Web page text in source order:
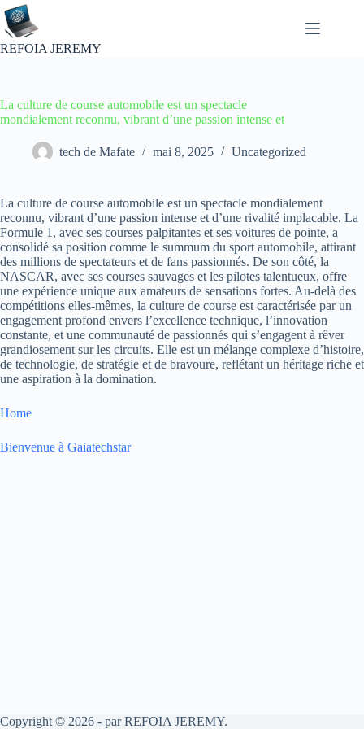
Passer
au
contenu
REFOIA JEREMY
La culture de course automobile est un spectacle
mondialement reconnu, vibrant d’une passion intense et
tech de Mafate mai 8, 2025 Uncategorized
La culture de course automobile est un spectacle mondialement
reconnu, vibrant d’une passion intense et d’une rivalité implacable. La
Formule 1, avec ses courses palpitantes et ses voitures de pointe, a
consolidé sa position comme le summum du sport automobile, attirant
des millions de spectateurs et de fans passionnés. De son côté, la
NASCAR, avec ses courses sauvages et les pilotes talentueux, offre
une expérience unique aux amateurs de sensations fortes. Au-delà des
compétitions elles-mêmes, la culture de course est caractérisée par un
engagement profond envers l’excellence technique, l’innovation
constante, et une communauté de passionnés qui s’engagent à rêver
grandiosement sur les circuits. Elle est un mélange complexe d’histoire,
de technologie, de stratégie et de bravoure, reflétant un héritage riche et
une aspiration à la domination.
Home
Bienvenue à Gaiatechstar
Copyright © 2026 - par REFOIA JEREMY.